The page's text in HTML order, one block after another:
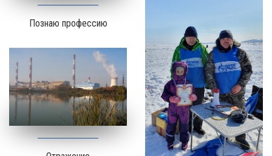
Познаю профессию